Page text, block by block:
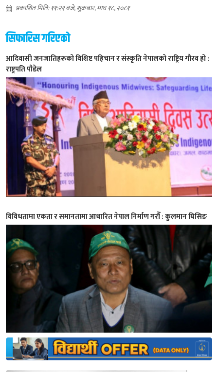
प्रकाशित मिति: ११:२१ बजे, शुक्रबार, माघ १८, २०८१
सिफारिस गरिएको
आदिवासी जनजातिहरूको विशिष्ट पहिचान र संस्कृति नेपालको राष्ट्रिय गौरव हो :
राष्ट्रपति पौडेल
विविधतामा एकता र समानतामा आधारित नेपाल निर्माण गरौँ : कुलमान घिसिङ